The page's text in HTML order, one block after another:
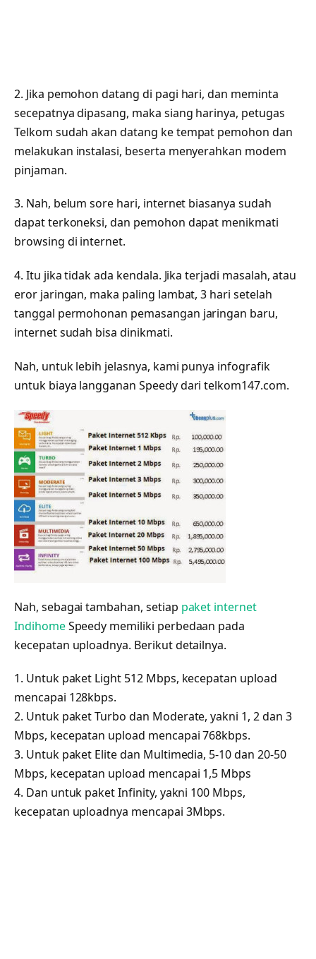
2. Jika pemohon datang di pagi hari, dan meminta
secepatnya dipasang, maka siang harinya, petugas
Telkom sudah akan datang ke tempat pemohon dan
melakukan instalasi, beserta menyerahkan modem
pinjaman.
3. Nah, belum sore hari, internet biasanya sudah
dapat terkoneksi, dan pemohon dapat menikmati
browsing di internet.
4. Itu jika tidak ada kendala. Jika terjadi masalah, atau
eror jaringan, maka paling lambat, 3 hari setelah
tanggal permohonan pemasangan jaringan baru,
internet sudah bisa dinikmati.
Nah, untuk lebih jelasnya, kami punya infografik
untuk biaya langganan Speedy dari telkom147.com.
Nah, sebagai tambahan, setiap paket internet
IndihomeSpeedy memiliki perbedaan pada
kecepatan uploadnya. Berikut detailnya.
1. Untuk paket Light 512 Mbps, kecepatan upload
mencapai 128kbps.
2. Untuk paket Turbo dan Moderate, yakni 1, 2 dan 3
Mbps, kecepatan upload mencapai 768kbps.
3. Untuk paket Elite dan Multimedia, 5-10 dan 20-50
Mbps, kecepatan upload mencapai 1,5 Mbps
4. Dan untuk paket Infinity, yakni 100 Mbps,
kecepatan uploadnya mencapai 3Mbps.